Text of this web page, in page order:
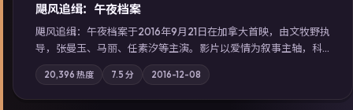
飓风追缉：午夜档案
飓风追缉：午夜档案于2016年9月21日在加拿大首映，由文牧野执
导，张曼玉、马丽、任素汐等主演。影片以爱情为叙事主轴，科
技与人性的边界在实验事故后逐渐模糊；摄影与配乐强化地域气
质；站内亦可通过「国产免费观看高清电视剧在线看」延展检索
同类型高分佳作，畅享高清在线追剧体验。
20,396 热度 7.5 分 2016-12-08